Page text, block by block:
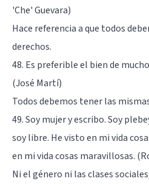
'Che' Guevara)
Hace referencia a que todos
derechos.
48. Es preferible el bien de
(José Martí)
Todos debemos tener las
49. Soy mujer y escribo. Soy
soy libre. He visto en mi vida
en mi vida cosas maravillosas.
Ni el género ni las clases